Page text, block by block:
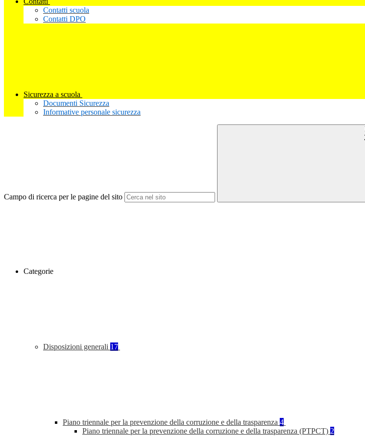
Contatti scuola
Contatti DPO
Sicurezza a scuola
Documenti Sicurezza
Informative personale sicurezza
Campo di ricerca per le pagine del sito
Categorie
Disposizioni generali 17
Piano triennale per la prevenzione della corruzione e della trasparenza 4
Piano triennale per la prevenzione della corruzione e della trasparenza (PTPCT) 2